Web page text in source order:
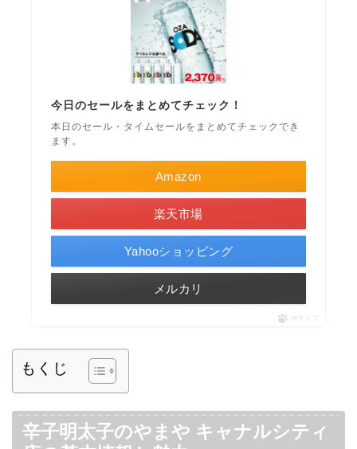
今日のセールをまとめてチェック！
本日のセール・タイムセールをまとめてチェックでき
ます。
Amazon
楽天市場
Yahooショッピング
メルカリ
ポチップ
もくじ
辛子明太子のやまや キャナルシティ